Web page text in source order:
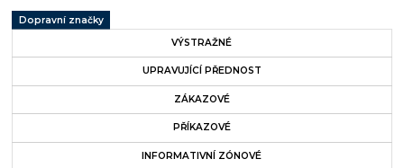
Dopravní značky
VÝSTRAŽNÉ
UPRAVUJÍCÍ PŘEDNOST
ZÁKAZOVÉ
PŘÍKAZOVÉ
INFORMATIVNÍ ZÓNOVÉ